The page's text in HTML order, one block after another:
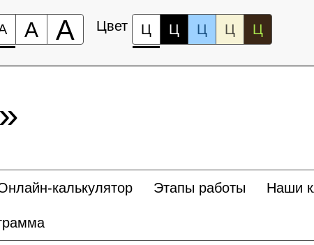
А А Цвет Ц Ц Ц Ц Ц
калькулятор Этапы работы Наши